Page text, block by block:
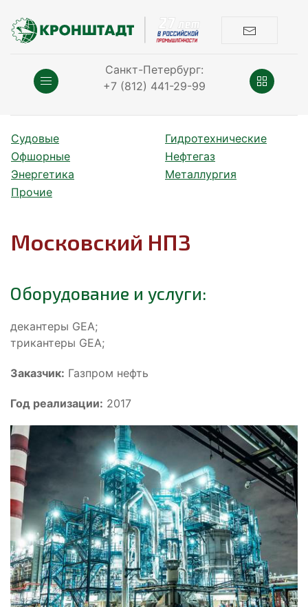
Санкт-Петербург:
+7 (812) 441-29-99
Судовые
Гидротехнические
Офшорные
Нефтегаз
Энергетика
Металлургия
Прочие
Московский НПЗ
Оборудование и услуги:
декантеры GEA;
трикантеры GEA;
Заказчик: Газпром нефть
Год реализации: 2017